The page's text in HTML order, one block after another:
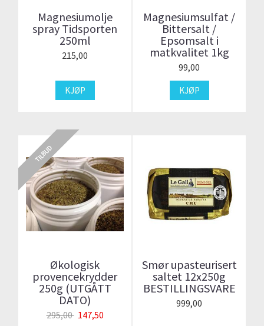
Magnesiumolje
spray Tidsporten
250ml
215,00
KJØP
Magnesiumsulfat /
Bittersalt /
Epsomsalt i
matkvalitet 1kg
99,00
KJØP
TILBUD
Økologisk
provencekrydder
250g (UTGÅTT
DATO)
295,00 147,50
Smør upasteurisert
saltet 12x250g
BESTILLINGSVARE
999,00